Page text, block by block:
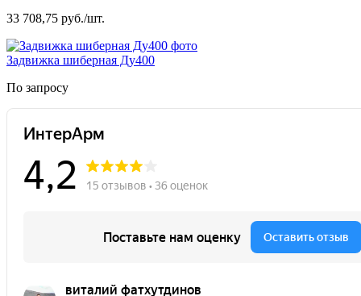
33 708,75 руб./шт.
Задвижка шиберная Ду400
По запросу